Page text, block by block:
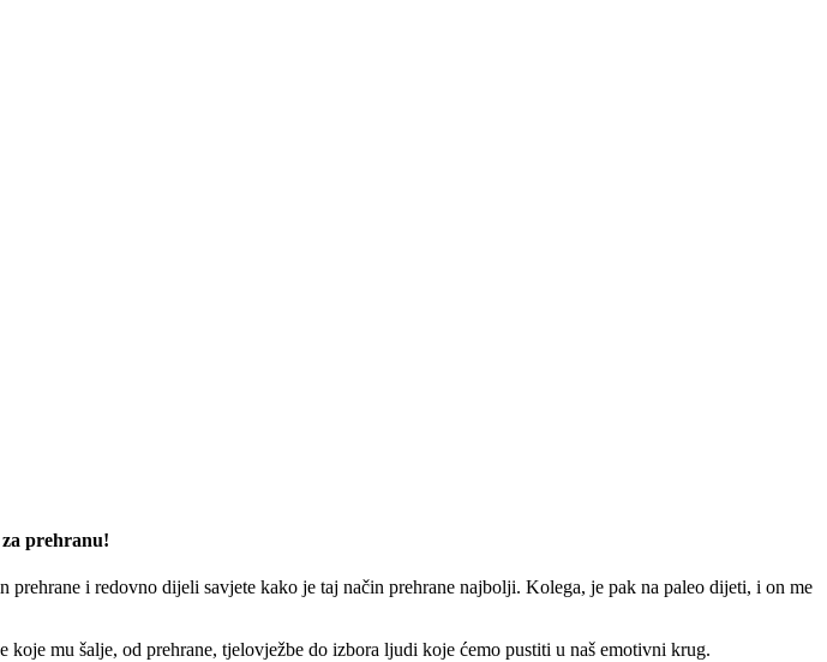
prehranu!
i redovno dijeli savjete kako je taj način prehrane najbolji. Kolega, je pak na paleo dijeti, i on me
mu šalje, od prehrane, tjelovježbe do izbora ljudi koje ćemo pustiti u naš emotivni krug.